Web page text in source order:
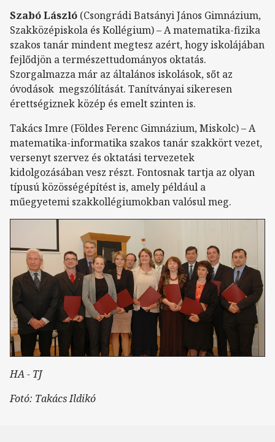
Szabó László (Csongrádi Batsányi János Gimnázium,
Szakközépiskola és Kollégium) – A matematika-fizika
szakos tanár mindent megtesz azért, hogy iskolájában
fejlődjön a természettudományos oktatás.
Szorgalmazza már az általános iskolások, sőt az
óvodások megszólítását. Tanítványai sikeresen
érettségiznek közép és emelt szinten is.
Takács Imre (Földes Ferenc Gimnázium, Miskolc) – A
matematika-informatika szakos tanár szakkört vezet,
versenyt szervez és oktatási tervezetek
kidolgozásában vesz részt. Fontosnak tartja az olyan
típusú közösségépítést is, amely például a
műegyetemi szakkollégiumokban valósul meg.
HA - TJ
Fotó: Takács Ildikó